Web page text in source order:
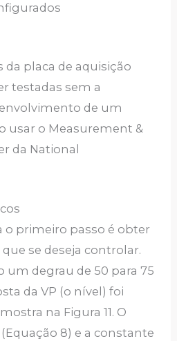
da placa de aquisição
testadas sem a
de um
usar o Measurement &
da National
o primeiro passo é obter
se deseja controlar.
um degrau de 50 para 75
da VP (o nível) foi
na Figura 11. O
8) e a constante